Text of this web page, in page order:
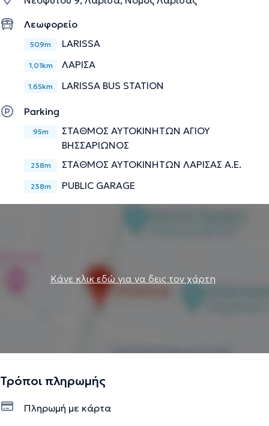
Λεωφορείο
509m LARISSA
1,01km ΛΑΡΙΣΑ
1,65km LARISSA BUS STATION
Parking
95m
ΣΤΑΘΜΟΣ ΑΥΤΟΚΙΝΗΤΩΝ ΑΓΙΟΥ
ΒΗΣΣΑΡΙΩΝΟΣ
238m ΣΤΑΘΜΟΣ ΑΥΤΟΚΙΝΗΤΩΝ ΛΑΡΙΣΑΣ Α.Ε.
238m PUBLIC GARAGE
Κάνε κλικ εδώ για να δεις τον χάρτη
Τρόποι πληρωμής
Πληρωμή με κάρτα